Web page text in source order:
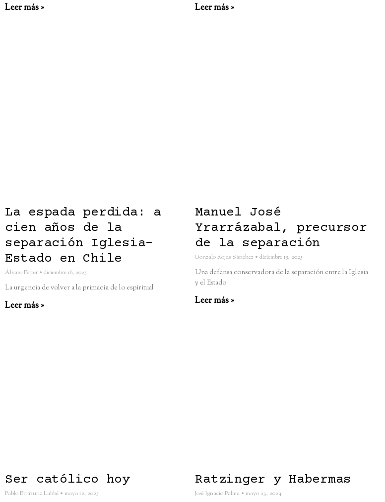
Leer más » Leer más »
La espada perdida: a
cien años de la
separación Iglesia-
Estado en Chile
Álvaro Ferrer diciembre 16, 2025
La urgencia de volver a la primacía de lo espiritual
Leer más »
Manuel José
Yrarrázabal, precursor
de la separación
Gonzalo Rojas Sánchez diciembre 15, 2025
Una defensa conservadora de la separación entre la Iglesia
y el Estado
Leer más »
Ser católico hoy
Pablo Errázuriz Labbé mayo 12, 2025
Ratzinger y Habermas
José Ignacio Palma mayo 23, 2024